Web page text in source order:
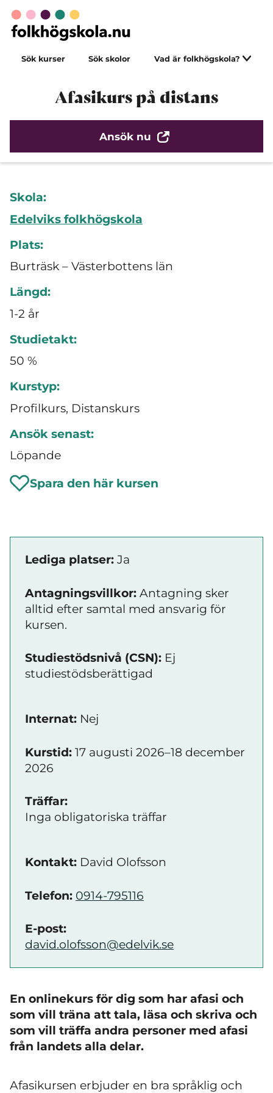
Sök kurser Sök skolor Vad är folkhögskola?
Afasikurs på distans
Ansök nu
Skola:
Edelviks folkhögskola
Plats:
Burträsk – Västerbottens län
Längd:
1-2 år
Studietakt:
50 %
Kurstyp:
Profilkurs, Distanskurs
Ansök senast:
Löpande
Spara den här kursen
Lediga platser: Ja
Antagningsvillkor: Antagning sker
alltid efter samtal med ansvarig för
kursen.
Studiestödsnivå (CSN): Ej
studiestödsberättigad
Internat: Nej
Kurstid: 17 augusti 2026–18 december
2026
Träffar:
Inga obligatoriska träffar
Kontakt: David Olofsson
Telefon: 0914-795116
E-post:
david.olofsson@edelvik.se
En onlinekurs för dig som har afasi och
som vill träna att tala, läsa och skriva och
som vill träffa andra personer med afasi
från landets alla delar.
Afasikursen erbjuder en bra språklig och